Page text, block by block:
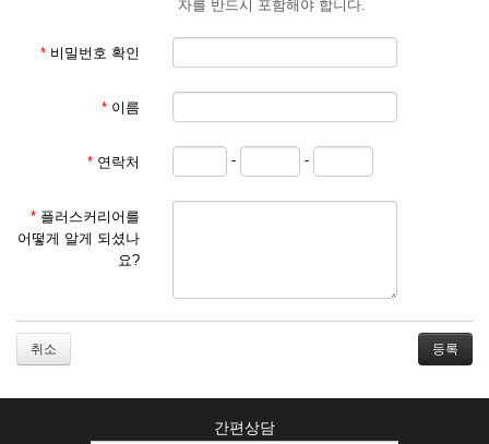
기타 관계법령의 규정에 따릅니다.
① 서비스 이용계약은 서비스 이용 희망자가 본 약관에 동의
가 이를 심사, 승낙함으로써 성립하며, 회사는 신청자의 실
명 확인 절차를 밟을 수 있습니다.
② 회원가입시 입력한 ID는 변경할 수 없으며, 회원 1인당 한
개의 ID가 발급됩니다. 부득이한 경우로 인해 변경하고자 하
을 거절하거나 취소할 수 있으며, 실명으로 등록하지 않은
2. 개인정보를 허위로 기재하여 신청할 경우
3. 경쟁 관게에 있는 이용자가 신청할 경우
자를 반드시 포함해야 합니다.
* 비밀번호 확인
* 이름
* 연락처 - -
* 플러스커리어를
어떻게 알게 되셨나
요?
취소
간편상담